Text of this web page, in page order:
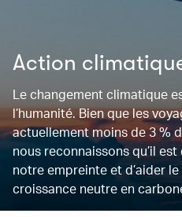
Action
Le changement climatique
l’humanité. Bien que les
actuellement moins de 3 %
nous reconnaissons qu’il
notre empreinte et d’aider
croissance neutre en